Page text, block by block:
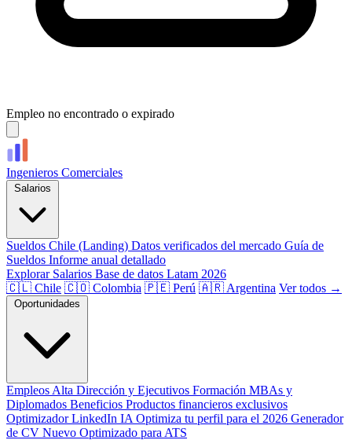
Empleo no encontrado o expirado
Ingenieros Comerciales
Salarios
Sueldos Chile (Landing) Datos verificados del mercado Guía de
Sueldos Informe anual detallado
Explorar Salarios Base de datos Latam 2026
🇨🇱 Chile 🇨🇴 Colombia 🇵🇪 Perú 🇦🇷 Argentina Ver todos →
Oportunidades
Empleos Alta Dirección y Ejecutivos Formación MBAs y
Diplomados Beneficios Productos financieros exclusivos
Optimizador LinkedIn IA Optimiza tu perfil para el 2026 Generador
de CV Nuevo Optimizado para ATS